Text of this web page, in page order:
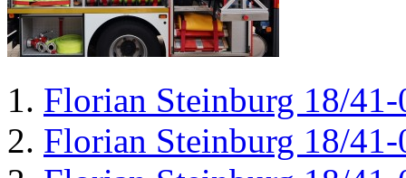
Florian Steinburg 18/41-
Florian Steinburg 18/41-